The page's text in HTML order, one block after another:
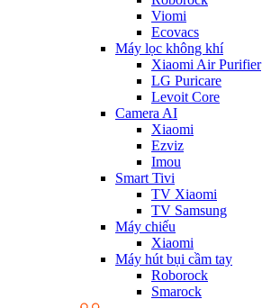
Viomi
Ecovacs
Máy lọc không khí
Xiaomi Air Purifier
LG Puricare
Levoit Core
Camera AI
Xiaomi
Ezviz
Imou
Smart Tivi
TV Xiaomi
TV Samsung
Máy chiếu
Xiaomi
Máy hút bụi cầm tay
Roborock
Smarock